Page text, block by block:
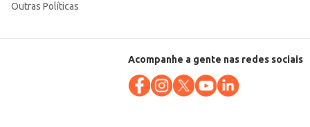
Outras Políticas
Acompanhe a gente nas redes sociais